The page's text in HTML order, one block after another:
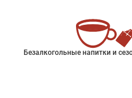
Безалкогольные напитки и